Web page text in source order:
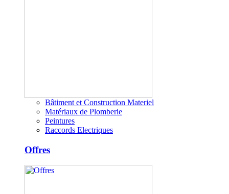
Bâtiment et Construction Materiel
Matériaux de Plomberie
Peintures
Raccords Electriques
Offres